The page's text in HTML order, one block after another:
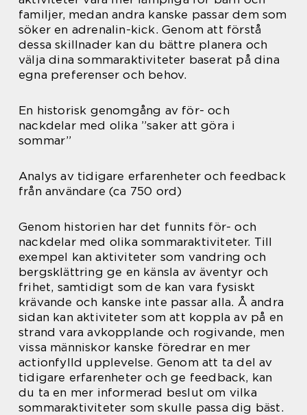
familjer, medan andra kanske passar dem som
söker en adrenalin-kick. Genom att förstå
dessa skillnader kan du bättre planera och
välja dina sommaraktiviteter baserat på dina
egna preferenser och behov.
En historisk genomgång av för- och
nackdelar med olika ”saker att göra i
sommar”
Analys av tidigare erfarenheter och feedback
från användare (ca 750 ord)
Genom historien har det funnits för- och
nackdelar med olika sommaraktiviteter. Till
exempel kan aktiviteter som vandring och
bergsklättring ge en känsla av äventyr och
frihet, samtidigt som de kan vara fysiskt
krävande och kanske inte passar alla. Å andra
sidan kan aktiviteter som att koppla av på en
strand vara avkopplande och rogivande, men
vissa människor kanske föredrar en mer
actionfylld upplevelse. Genom att ta del av
tidigare erfarenheter och ge feedback, kan
du ta en mer informerad beslut om vilka
sommaraktiviteter som skulle passa dig bäst.